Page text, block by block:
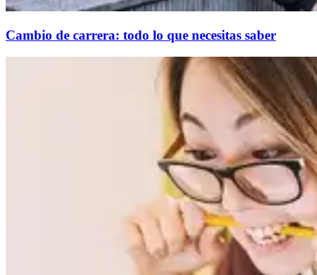
Cambio de carrera: todo lo que necesitas saber